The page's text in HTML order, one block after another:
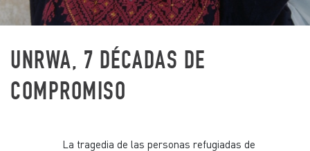
UNRWA, 7 DÉCADAS DE
COMPROMISO
La tragedia de las personas refugiadas de